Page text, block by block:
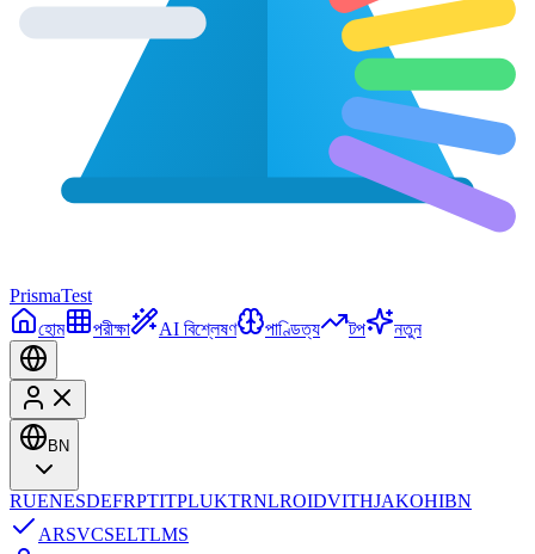
PrismaTest
হোম
পরীক্ষা AI বিশ্লেষণ পাণ্ডিত্য টপ নতুন
BN
RUENESDEFRPTITPLUKTRNLROIDVITHJAKOHIBN
ARSVCSELTLMS